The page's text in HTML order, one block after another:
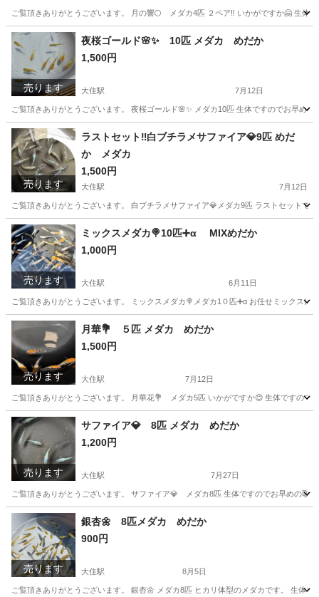
ご覧頂きありがとうございます。 月の響🌕 メダカ4匹 ２ペア‼️ いかがですか🤗 生体
京都 京田辺市 大住駅 その他 メダカ
売ります
夜桜ゴールド🌸✨ 10匹 メダカ めだか
1,500円
大住駅 7月12日
ご覧頂きありがとうございます。 夜桜ゴールド🌸✨ メダカ10匹 生体ですのでお早め
京都 京田辺市 大住駅 その他 夜桜
売ります
ラストセット‼️白ブチラメサファイア💎9匹 めだ
か メダカ
1,500円
大住駅 7月12日
ご覧頂きありがとうございます。 白ブチラメサファイア💎メダカ9匹 ラストセット
京都 京田辺市 大住駅 その他 めだか
売ります
ミックスメダカ🍭10匹➕α MIXめだか
1,000円
大住駅 6月11日
ご覧頂きありがとうございます。 ミックスメダカ🍭メダカ1０匹➕α お任せミックス
京都 京田辺市 大住駅 その他 めだか
売ります
月華💐 ５匹 メダカ めだか
1,500円
大住駅 7月12日
ご覧頂きありがとうございます。 月華花💐 メダカ5匹 いかがですか😊 生体ですので
京都 京田辺市 大住駅 その他 月華
売ります
サファイア💎 8匹 メダカ めだか
1,200円
大住駅 7月27日
ご覧頂きありがとうございます。 サファイア💎 メダカ8匹 生体ですのでお早めの取
京都 京田辺市 大住駅 その他 サファイア
売ります
銀杏🌼 8匹メダカ めだか
900円
大住駅 8月5日
ご覧頂きありがとうございます。 銀杏🌼 メダカ8匹 ヒカリ体型のメダカです。 生体